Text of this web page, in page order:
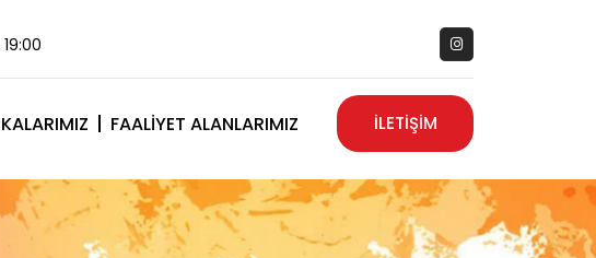
FAALIYET ALANLARIMIZ İLETİŞİM